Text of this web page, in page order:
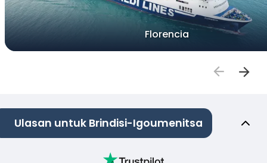
Florencia
Ulasan untuk Brindisi-Igoumenitsa